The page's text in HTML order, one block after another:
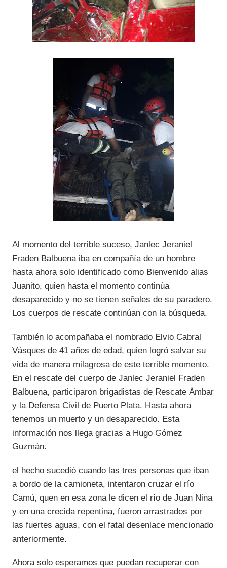
Al momento del terrible suceso, Janlec Jeraniel
Fraden Balbuena iba en compañía de un hombre
hasta ahora solo identificado como Bienvenido alias
Juanito, quien hasta el momento continúa
desaparecido y no se tienen señales de su paradero.
Los cuerpos de rescate continúan con la búsqueda.
También lo acompañaba el nombrado Elvio Cabral
Vásques de 41 años de edad, quien logró salvar su
vida de manera milagrosa de este terrible momento.
En el rescate del cuerpo de Janlec Jeraniel Fraden
Balbuena, participaron brigadistas de Rescate Ámbar
y la Defensa Civil de Puerto Plata. Hasta ahora
tenemos un muerto y un desaparecido. Esta
información nos llega gracias a Hugo Gómez
Guzmán.
el hecho sucedió cuando las tres personas que iban
a bordo de la camioneta, intentaron cruzar el río
Camú, quen en esa zona le dicen el río de Juan Nina
y en una crecida repentina, fueron arrastrados por
las fuertes aguas, con el fatal desenlace mencionado
anteriormente.
Ahora solo esperamos que puedan recuperar con